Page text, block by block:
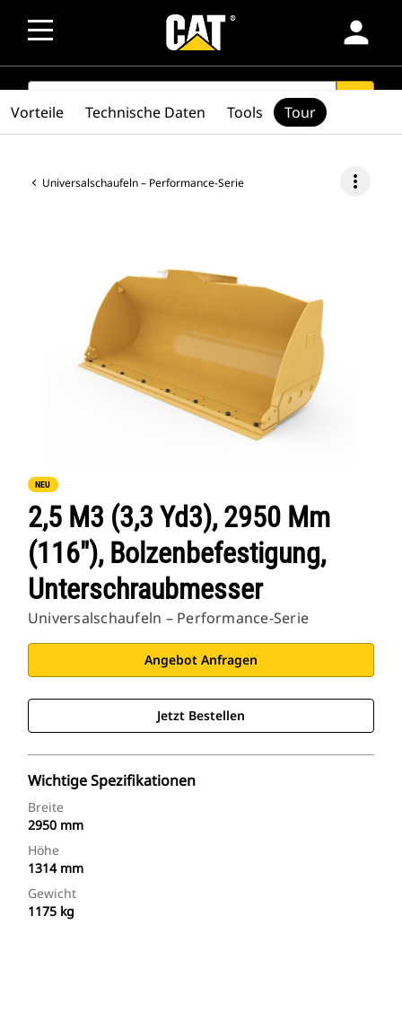
person
SEARCH
Universalschaufeln – Performance-Serie more_vert
NEU
2,5 M3 (3,3 Yd3), 2950 Mm
(116"), Bolzenbefestigung,
Unterschraubmesser
Universalschaufeln – Performance-Serie
Angebot Anfragen
Jetzt Bestellen
Wichtige Spezifikationen
Breite
2950 mm
Höhe
1314 mm
Gewicht
1175 kg
Vorteile Technische Daten Tools Tour